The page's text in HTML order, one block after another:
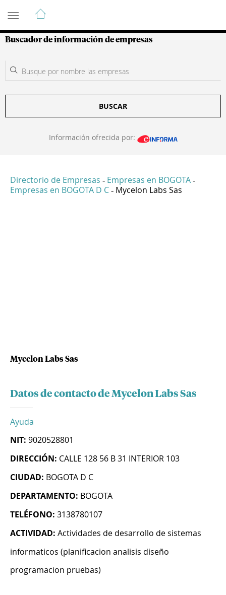
Guía de Empresas Colombianas
Buscador de información de empresas
BUSCAR
Información ofrecida por:
Directorio de Empresas - Empresas en BOGOTA -
Empresas en BOGOTA D C - Mycelon Labs Sas
Mycelon Labs Sas
Datos de contacto de Mycelon Labs Sas
Ayuda
NIT: 9020528801
DIRECCIÓN: CALLE 128 56 B 31 INTERIOR 103
CIUDAD: BOGOTA D C
DEPARTAMENTO: BOGOTA
TELÉFONO: 3138780107
ACTIVIDAD: Actividades de desarrollo de sistemas
informaticos (planificacion analisis diseño
programacion pruebas)